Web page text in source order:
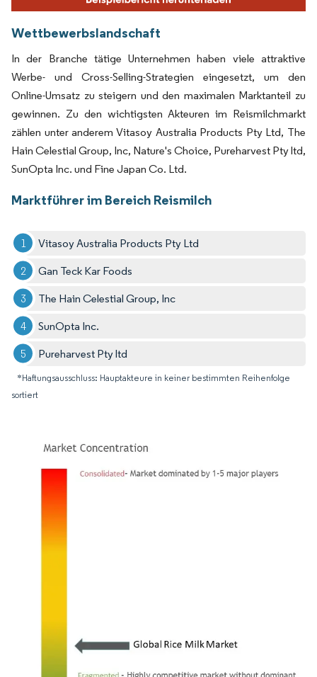
Wettbewerbslandschaft
In der Branche tätige Unternehmen haben viele attraktive
Werbe- und Cross-Selling-Strategien eingesetzt, um den
Online-Umsatz zu steigern und den maximalen Marktanteil zu
gewinnen. Zu den wichtigsten Akteuren im Reismilchmarkt
zählen unter anderem Vitasoy Australia Products Pty Ltd, The
Hain Celestial Group, Inc, Nature's Choice, Pureharvest Pty ltd,
SunOpta Inc. und Fine Japan Co. Ltd.
Marktführer im Bereich Reismilch
Vitasoy Australia Products Pty Ltd
Gan Teck Kar Foods
The Hain Celestial Group, Inc
SunOpta Inc.
Pureharvest Pty ltd
*Haftungsausschluss: Hauptakteure in keiner bestimmten Reihenfolge
sortiert